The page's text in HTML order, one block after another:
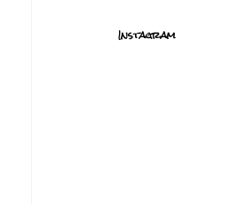
Instagram